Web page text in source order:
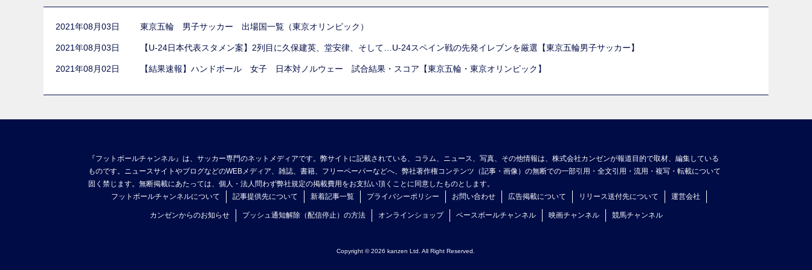
2021年08月03日 東京五輪 男子サッカー 出場国一覧（東京オリンピック）
2021年08月03日 【U-24日本代表スタメン案】2列目に久保建英、堂安律、そして…U-24スペイン戦の先発イレブンを厳選【東京五輪男子サッカー】
2021年08月02日 【結果速報】ハンドボール 女子 日本対ノルウェー 試合結果・スコア【東京五輪・東京オリンピック】
『フットボールチャンネル』は、サッカー専門のネットメディアです。弊サイトに記載されている、コラム、ニュース、写真、その他情報は、株式会社カンゼンが報道目的で取材、編集している
ものです。ニュースサイトやブログなどのWEBメディア、雑誌、書籍、フリーペーパーなどへ、弊社著作権コンテンツ（記事・画像）の無断での一部引用・全文引用・流用・複写・転載について
固く禁じます。無断掲載にあたっては、個人・法人問わず弊社規定の掲載費用をお支払い頂くことに同意したものとします。
フットボールチャンネルについて
記事提供先について 新着記事一覧 プライバシーポリシー お問い合わせ 広告掲載について リリース送付先について 運営会社
カンゼンからのお知らせ プッシュ通知解除（配信停止）の方法 オンラインショップ ベースボールチャンネル 映画チャンネル 競馬チャンネル
Copyright © 2026 kanzen Ltd. All Right Reserved.